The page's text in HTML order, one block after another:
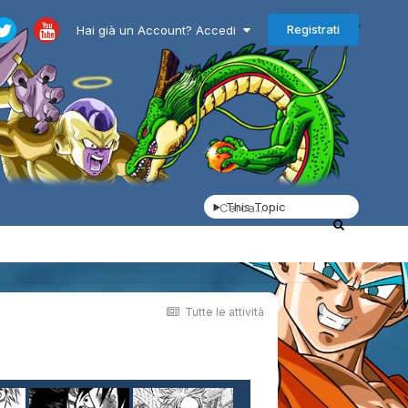
Hai già un Account? Accedi Registrati
This Topic
Tutte le attività